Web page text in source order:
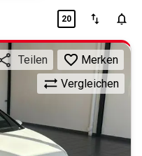
20
Vergleichen
Teilen Merken